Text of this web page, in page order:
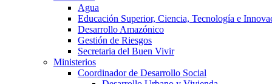
Agua
Educación Superior, Ciencia, Tecnología e
Desarrollo Amazónico
Gestión de Riesgos
Secretaria del Buen Vivir
Ministerios
Coordinador de Desarrollo Social